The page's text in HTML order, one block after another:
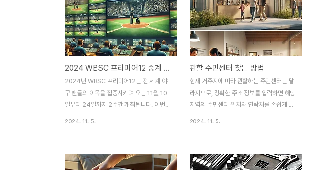
2024 WBSC 프리미어12 중계 및 경기 일정 안내
2024년 WBSC 프리미어12는 전 세계 야
구 팬들의 이목을 집중시키며 오는 11월 10
일부터 24일까지 2주간 개최됩니다. 이번
야구 강국인 대만, 일본, 쿠바, 도미니카공화
2024. 11. 5.
관할 주민센터 찾는 방법
현재 거주지에 따라 관할하는 주민센터는 달
라지므로, 정확한 주소 정보를 입력하면 해당
지역의 주민센터 위치와 연락처를 손쉽게 확
의 위치 정보를 간편하게 확인할 수 있습니
2024. 11. 5.